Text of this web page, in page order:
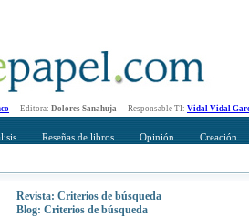
Editora: Dolores Sanahuja Responsable TI: Vidal Vidal
Reseñas de libros Opinión Creación
Revista: Criterios de búsqueda
Blog: Criterios de búsqueda